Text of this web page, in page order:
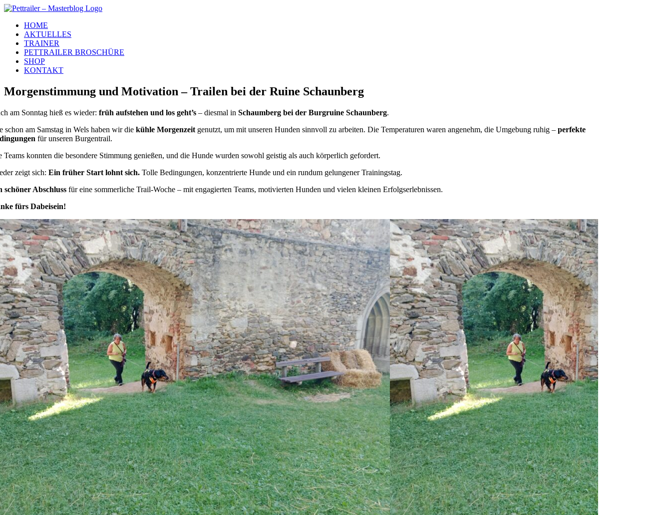
Zum
springenHOME
AKTUELLES
TRAINER
PETTRAILER BROSCHÜRE
SHOP
KONTAKT
Morgenstimmung und Motivation – Trailen bei der Ruine Schaunberg
am Sonntag hieß es wieder:früh aufstehen und los geht’s – diesmal inSchaumberg bei der Burgruine Schaunberg.
schon am Samstag in Wels haben wir diekühle Morgenzeit genutzt, um mit unseren Hunden sinnvoll zu arbeiten. Die Temperaturen waren angenehm, die Umgebung ruhig –perfekte
für unseren Burgentrail.
Teams konnten die besondere Stimmung genießen, und die Hunde wurden sowohl geistig als auch körperlich gefordert.
zeigt sich:Ein früher Start lohnt sich. Tolle Bedingungen, konzentrierte Hunde und ein rundum gelungener Trainingstag.
schöner Abschluss für eine sommerliche Trail-Woche – mit engagierten Teams, motivierten Hunden und vielen kleinen Erfolgserlebnissen.
fürs Dabeisein!